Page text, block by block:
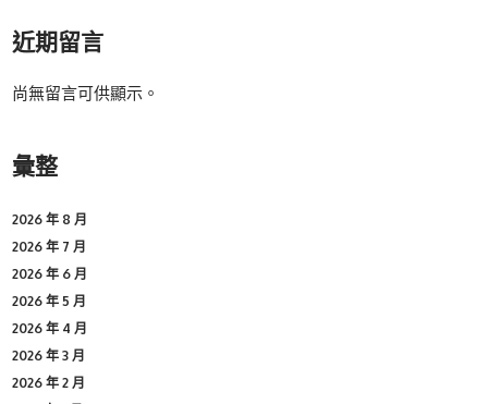
近期留言
尚無留言可供顯示。
彙整
2026 年 8 月
2026 年 7 月
2026 年 6 月
2026 年 5 月
2026 年 4 月
2026 年 3 月
2026 年 2 月